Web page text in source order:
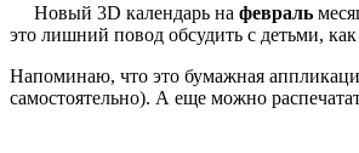
Новый 3D календарь на февраль
это лишний повод обсудить с детьми,
Напоминаю, что это бумажная
самостоятельно). А еще можно